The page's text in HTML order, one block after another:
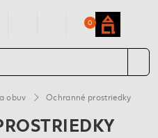
0
obuv Ochranné prostriedky